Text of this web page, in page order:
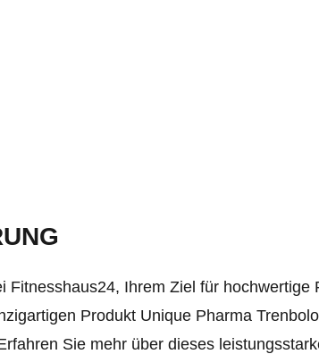
Fitnesshaus24, Ihrem Ziel für
Produkt Unique Pharma
Sie mehr über dieses